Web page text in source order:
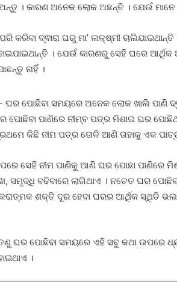
। କାରଣ ଅନେକ ଲୋକ ଅଛନ୍ତି । ଯେଉଁ
କରିବା ଦ୍ଵାରା ଘରୁ ମା’ ଲକ୍ଷ୍ମୀ
। ଯେଉଁ କାରଣରୁ ସେହି ଘରେ
ନାହିଁ ।
ଘର ପୋଛିବା ସମୟରେ ଅନେକ ଲୋକ ଖାଲି ପାଣି
ପୋଛିବା ପାଣିରେ ନୀମ୍ବ ପତ୍ର ମିଶାଇ ଘର
କିଛି ନୀମ ପତ୍ର ତୋଳି ଆଣି ତାହାକୁ ଏକ
ସେହି ନୀମ ପାଣିକୁ ଆଣି ଘର ପୋଛା ପାଣିରେ
ସମୃଦ୍ଧି ବଢିବାରେ ଲାଗିଥାଏ । ନଚେତ ଘର
ଶକ୍ତି ଦୂର ହେବା ଘରର ଆର୍ଥିକ ସ୍ଥିତି ଭଲ
ଘର ପୋଛିବା ସମୟରେ ଏହି ସବୁ କଥା ଉପରେ
।